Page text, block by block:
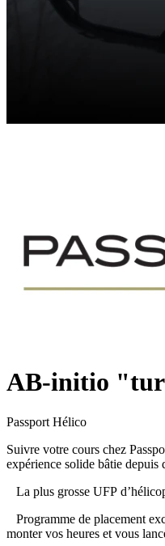
AB-initio
Passport Hélico
Suivre votre cours chez
expérience solide bâtie depuis
La plus grosse UFP
Programme de placement
monter vos heures et vous